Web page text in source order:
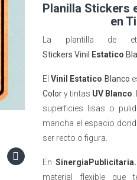
Planilla Stickers
en
La plantilla de
Stickers Vinil
Estatico
El Vinil Estatico Blanco
Colory tintas UV Blanco
superficies lisas o
mancha el espacio
ser recto o figura.
En
material flexible que